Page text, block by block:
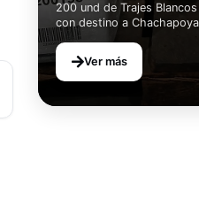
200 und de Trajes
con destino a
Ver más